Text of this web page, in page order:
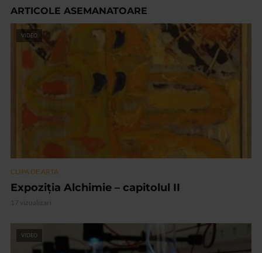
ARTICOLE ASEMANATOARE
VIDEO
CLIPA DE ARTA
Expoziția Alchimie – capitolul II
17 vizualizari
VIDEO